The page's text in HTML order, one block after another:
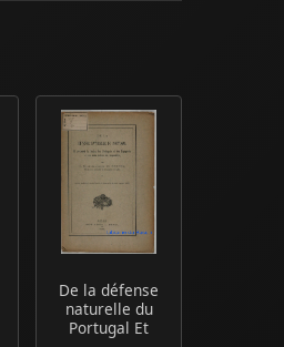
De la défense
naturelle du
Portugal Et